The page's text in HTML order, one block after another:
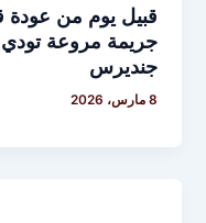
قبيل يوم من عودة
جريمة مروعة تودي
جنديرس
8 مارس، 2026